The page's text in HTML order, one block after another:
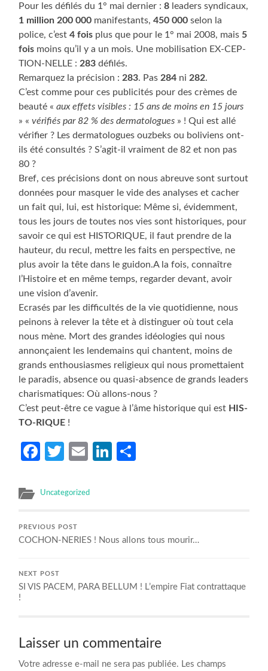
Pour les défilés du 1° mai dernier :8 leaders syndicaux,
1 million 200 000 manifestants,450 000selon la
police, c’est4 fois plus que pour le 1° mai 2008, mais 5
fois moins qu’il y a un mois. Une mobilisation EX-CEP-
TION-NELLE : 283 défilés.
Remarquez la précision : 283. Pas 284 ni 282.
C’est comme pour ces publicités pour des crèmes de
beauté «aux effets visibles : 15 ans de moins en 15 jours
» «vérifiés par 82 % des dermatologues » ! Qui est allé
vérifier ? Les dermatologues ouzbeks ou boliviens ont-
ils été consultés ? S’agit-il vraiment de 82 et non pas
80 ?
Bref, ces précisions dont on nous abreuve sont surtout
données pour masquer le vide des analyses et cacher
un fait qui, lui, est historique: Même si, évidemment,
tous les jours de toutes nos vies sont historiques, pour
savoir ce qui est HISTORIQUE, il faut prendre de la
hauteur, du recul, mettre les faits en perspective, ne
plus avoir la tête dans le guidon.A la fois, connaître
l’Histoire et en même temps, regarder devant, avoir
une vision d’avenir.
Ecrasés par les difficultés de la vie quotidienne, nous
peinons à relever la tête et à distinguer où tout cela
nous mène. Mort des grandes idéologies qui nous
annonçaient les lendemains qui chantent, moins de
grands enthousiasmes religieux qui nous promettaient
le paradis, absence ou quasi-absence de grands leaders
charismatiques: Où allons-nous ?
C’est peut-être ce vague à l’âme historique qui est HIS-
TO-RIQUE !
Facebook
Twitter
EmailLinkedIn
Uncategorized
PREVIOUS POST
COCHON-NERIES ! Nous allons tous mourir…
NEXT POST
SI VIS PACEM, PARA BELLUM ! L’empire Fiat contrattaque
!
Laisser un commentaire
Votre adresse e-mail ne sera pas publiée. Les champs